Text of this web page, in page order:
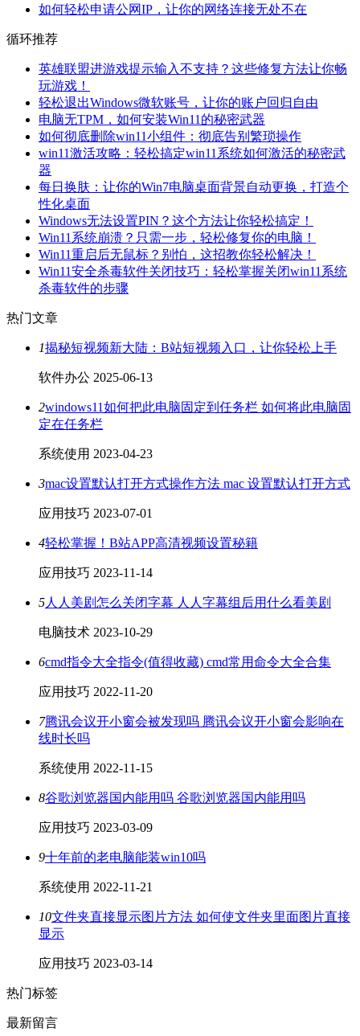
如何轻松申请公网IP，让你的网络连接无处不在
循环推荐
英雄联盟进游戏提示输入不支持？这些修复方法让你畅
玩游戏！
轻松退出Windows微软账号，让你的账户回归自由
电脑无TPM，如何安装Win11的秘密武器
如何彻底删除win11小组件：彻底告别繁琐操作
win11激活攻略：轻松搞定win11系统如何激活的秘密武
器
每日换肤：让你的Win7电脑桌面背景自动更换，打造个
性化桌面
Windows无法设置PIN？这个方法让你轻松搞定！
Win11系统崩溃？只需一步，轻松修复你的电脑！
Win11重启后无鼠标？别怕，这招教你轻松解决！
Win11安全杀毒软件关闭技巧：轻松掌握关闭win11系统
杀毒软件的步骤
热门文章
1揭秘短视频新大陆：B站短视频入口，让你轻松上手
软件办公 2025-06-13
2windows11如何把此电脑固定到任务栏 如何将此电脑固
定在任务栏
系统使用 2023-04-23
3mac设置默认打开方式操作方法 mac 设置默认打开方式
应用技巧 2023-07-01
4轻松掌握！B站APP高清视频设置秘籍
应用技巧 2023-11-14
5人人美剧怎么关闭字幕 人人字幕组后用什么看美剧
电脑技术 2023-10-29
6cmd指令大全指令(值得收藏) cmd常用命令大全合集
应用技巧 2022-11-20
7腾讯会议开小窗会被发现吗 腾讯会议开小窗会影响在
线时长吗
系统使用 2022-11-15
8谷歌浏览器国内能用吗 谷歌浏览器国内能用吗
应用技巧 2023-03-09
9十年前的老电脑能装win10吗
系统使用 2022-11-21
10文件夹直接显示图片方法 如何使文件夹里面图片直接
显示
应用技巧 2023-03-14
热门标签
最新留言